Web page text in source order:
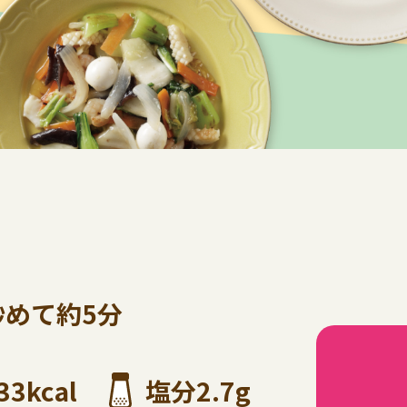
て約5分
塩分2.7g